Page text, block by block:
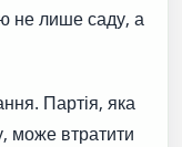
не лише саду, а
Партія, яка
може втратити